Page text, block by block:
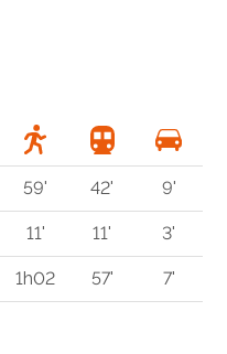
59' 42' 9'
11' 11' 3'
1h02 57' 7'